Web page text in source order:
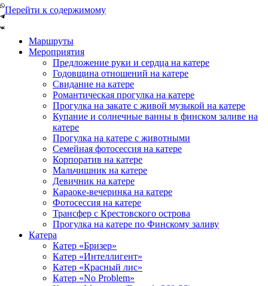
Перейти к содержимому
Маршруты
Мероприятия
Предложение руки и сердца на катере
Годовщина отношений на катере
Свидание на катере
Романтическая прогулка на катере
Прогулка на закате с живой музыкой на катере
Купание и солнечные ванны в финском заливе на
катере
Прогулка на катере с животными
Семейная фотосессия на катере
Корпоратив на катере
Мальчишник на катере
Девичник на катере
Караоке-вечеринка на катере
Фотосессия на катере
Трансфер с Крестовского острова
Прогулка на катере по Финскому заливу
Катера
Катер «Бризер»
Катер «Интеллигент»
Катер «Красный лис»
Катер «No Problem»